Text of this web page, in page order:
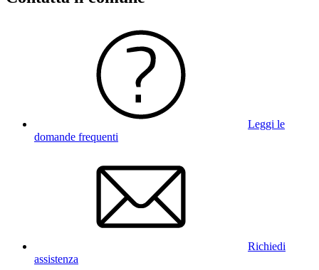
Leggi le
domande frequenti
Richiedi
assistenza